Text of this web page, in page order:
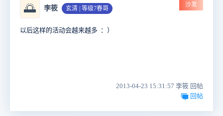
🌅 李筱 玄清 | 等级7春哥
沙发
以后这样的活动会越来越多 ：）
2013-04-23 15:31:57 李筱 回帖
回帖